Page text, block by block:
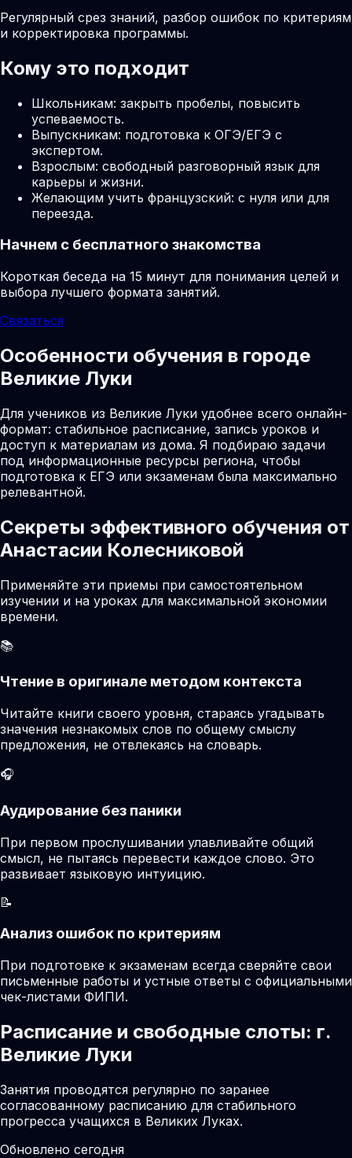
Регулярный срез знаний, разбор ошибок по критериям
и корректировка программы.
Кому это подходит
Школьникам: закрыть пробелы, повысить
успеваемость.
Выпускникам: подготовка к ОГЭ/ЕГЭ с
экспертом.
Взрослым: свободный разговорный язык для
карьеры и жизни.
Желающим учить французский: с нуля или для
переезда.
Начнем с бесплатного знакомства
Короткая беседа на 15 минут для понимания целей и
выбора лучшего формата занятий.
Связаться
Особенности обучения в городе
Великие Луки
Для учеников из Великие Луки удобнее всего онлайн-
формат: стабильное расписание, запись уроков и
доступ к материалам из дома. Я подбираю задачи
под информационные ресурсы региона, чтобы
подготовка к ЕГЭ или экзаменам была максимально
релевантной.
Секреты эффективного обучения от
Анастасии Колесниковой
Применяйте эти приемы при самостоятельном
изучении и на уроках для максимальной экономии
времени.
📚
Чтение в оригинале методом контекста
Читайте книги своего уровня, стараясь угадывать
значения незнакомых слов по общему смыслу
предложения, не отвлекаясь на словарь.
🎧
Аудирование без паники
При первом прослушивании улавливайте общий
смысл, не пытаясь перевести каждое слово. Это
развивает языковую интуицию.
📝
Анализ ошибок по критериям
При подготовке к экзаменам всегда сверяйте свои
письменные работы и устные ответы с официальными
чек-листами ФИПИ.
Расписание и свободные слоты: г.
Великие Луки
Занятия проводятся регулярно по заранее
согласованному расписанию для стабильного
прогресса учащихся в Великих Луках.
Обновлено сегодня